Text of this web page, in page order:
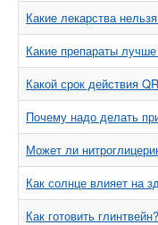
Какие лекарства
Какие препараты
Какой срок действия
Почему надо делать
Может ли
Как солнце влияет на
Как готовить глинтвейн?